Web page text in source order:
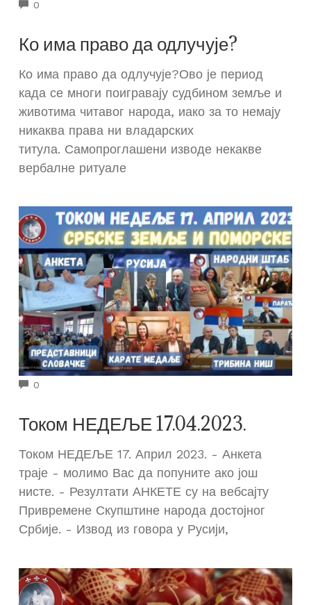
0
Ко има право да одлучује?
Ко има право да одлучује?Ово је период
када се многи поигравају судбином земље и
животима читавог народа, иако за то немају
никаква права ни владарских
титула. Самопроглашени изводе некакве
вербалне ритуале
0
Током НЕДЕЉЕ 17.04.2023.
Током НЕДЕЉЕ 17. Април 2023. - Анкета
траје - молимо Вас да попуните ако још
нисте. - Резултати АНКЕТЕ су на вебсајту
Привремене Скупштине народа достојног
Србије. - Извод из говора у Русији,